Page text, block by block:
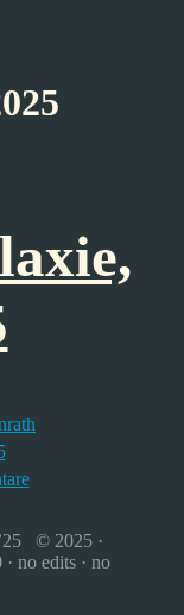
zu
Feuerradgalaxie,
© 2025 ·
no edits · no